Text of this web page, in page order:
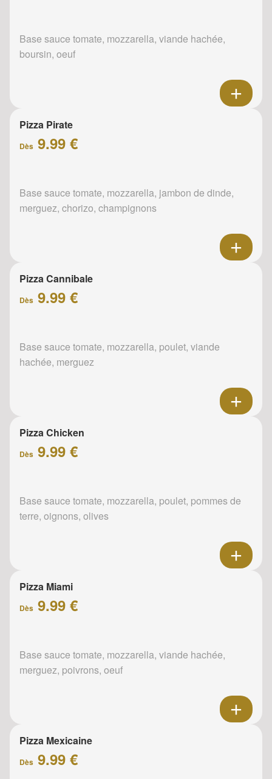
Base sauce tomate, mozzarella, viande hachée,
boursin, oeuf
Pizza Pirate
Dès 9.99 €
Base sauce tomate, mozzarella, jambon de dinde,
merguez, chorizo, champignons
Pizza Cannibale
Dès 9.99 €
Base sauce tomate, mozzarella, poulet, viande
hachée, merguez
Pizza Chicken
Dès 9.99 €
Base sauce tomate, mozzarella, poulet, pommes de
terre, oignons, olives
Pizza Miami
Dès 9.99 €
Base sauce tomate, mozzarella, viande hachée,
merguez, poivrons, oeuf
Pizza Mexicaine
Dès 9.99 €